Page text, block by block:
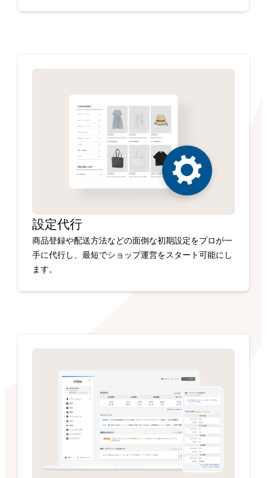
設定代行
商品登録や配送方法などの面倒な初期設定をプロが一
手に代行し、最短でショップ運営をスタート可能にし
ます。